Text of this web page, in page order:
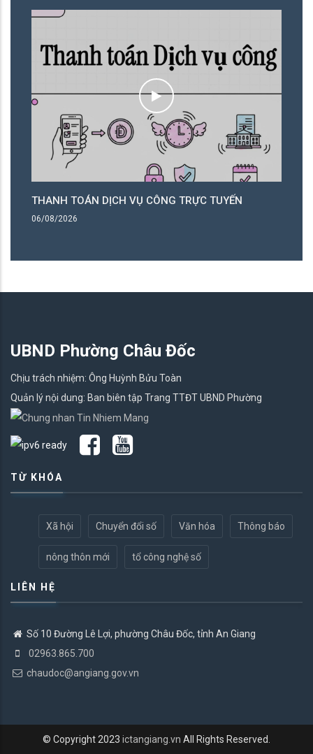
THANH TOÁN DỊCH VỤ CÔNG TRỰC TUYẾN
06/08/2026
UBND Phường Châu Đốc
Chịu trách nhiệm: Ông Huỳnh Bửu Toàn
Quản lý nội dung: Ban biên tập Trang TTĐT UBND Phường
TỪ KHÓA
Xã hội Chuyển đổi số Văn hóa Thông báo
nông thôn mới tổ công nghệ số
LIÊN HỆ
Số 10 Đường Lê Lợi, phường Châu Đốc, tỉnh An Giang
02963.865.700
chaudoc@angiang.gov.vn
© Copyright 2023 ictangiang.vn All Rights Reserved.